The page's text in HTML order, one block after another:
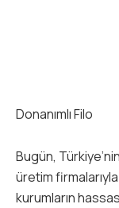
Donanımlı Filo
Bugün,
üretim
kurumların